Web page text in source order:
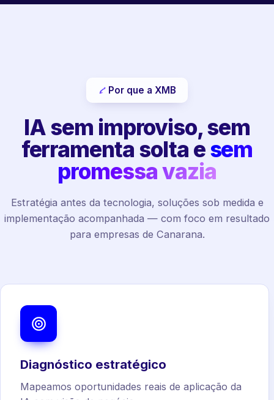
Por que a XMB
IA sem improviso, sem
ferramenta solta esem
promessa vazia
Estratégia antes da tecnologia, soluções sob medida e
implementação acompanhada — com foco em resultado
para empresas de Canarana.
Diagnóstico estratégico
Mapeamos oportunidades reais de aplicação da